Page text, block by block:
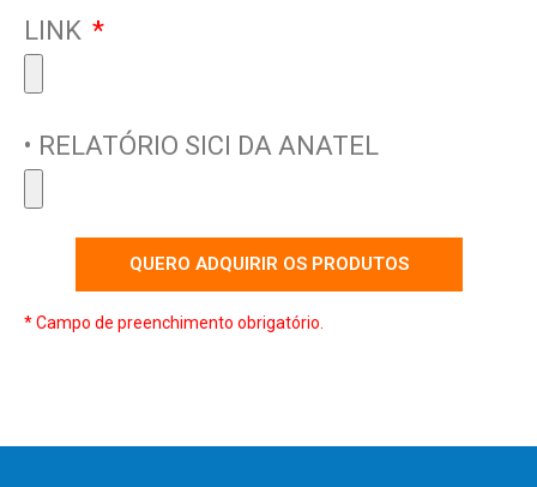
LINK
• RELATÓRIO SICI DA ANATEL
QUERO ADQUIRIR OS PRODUTOS
* Campo de preenchimento obrigatório.